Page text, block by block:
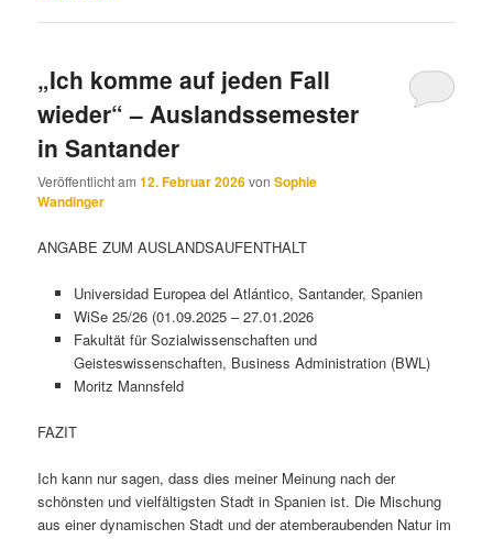
„Ich komme auf jeden Fall
wieder“ – Auslandssemester
in Santander
Veröffentlicht am12. Februar 2026vonSophie
Wandinger
ANGABE ZUM AUSLANDSAUFENTHALT
Universidad Europea del Atlántico, Santander, Spanien
WiSe 25/26 (01.09.2025 – 27.01.2026
Fakultät für Sozialwissenschaften und
Geisteswissenschaften, Business Administration (BWL)
Moritz Mannsfeld
FAZIT
Ich kann nur sagen, dass dies meiner Meinung nach der
schönsten und vielfältigsten Stadt in Spanien ist. Die Mischung
aus einer dynamischen Stadt und der atemberaubenden Natur im